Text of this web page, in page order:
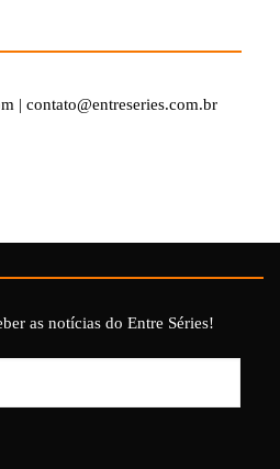
| contato@entreseries.com.br
as notícias do Entre Séries!